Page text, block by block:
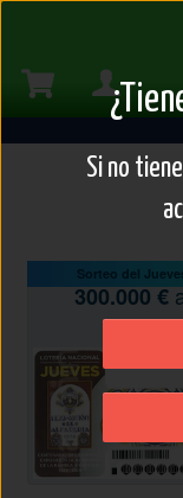
300.000 €
serie
Sorteo del
Si no